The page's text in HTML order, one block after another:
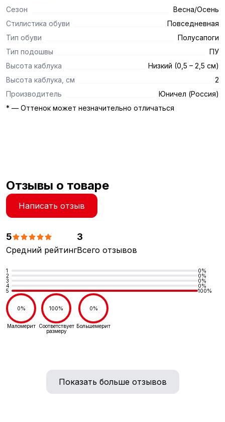
Сезон
Весна/Осень
Стилистика обуви
Повседневная
Тип обуви
Полусапоги
Тип подошвы
ПУ
Высота каблука
Низкий (0,5 – 2,5 см)
Высота каблука, см
2
Производитель
Юничел (Россия)
* — Оттенок может незначительно отличаться
Отзывы о товаре
Написать отзыв
5
Средний рейтинг
3
Всего отзывов
1
0%
2
0%
3
0%
4
0%
5
100%
0%
Маломерит
100%
Соответствует
размеру
0%
Большемерит
Показать больше отзывов